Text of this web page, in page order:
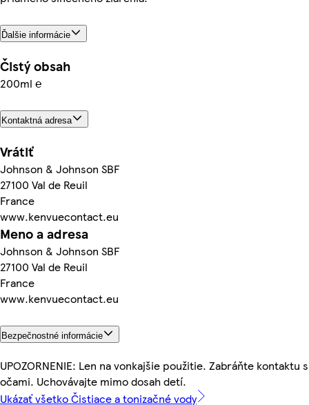
Ďalšie informácie
Čistý obsah
200ml ℮
Kontaktná adresa
Vrátiť
Johnson & Johnson SBF
27100 Val de Reuil
France
www.kenvuecontact.eu
Meno a adresa
Johnson & Johnson SBF
27100 Val de Reuil
France
www.kenvuecontact.eu
Bezpečnostné informácie
UPOZORNENIE: Len na vonkajšie použitie. Zabráňte kontaktu s
očami. Uchovávajte mimo dosah detí.
Ukázať všetko Čistiace a tonizačné vody